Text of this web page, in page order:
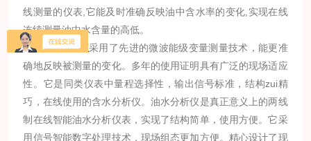
线测量的仪表,它能及时准确反映油中含水率的变化,实现在线
连续测量油中水含量的高低。
油中水分析仪采用了先进的微波能级变量测量技术，能更准
确地反映被测量的变化。多年的使用证明具有广泛的现场适应
性。 它是同类仪表中量程选择性，输出信号标准，结构zui精
巧，在线使用的含水分析仪。油水分析仪是真正意义上的两线
制在线智能油水分析仪表，实现了结构简单，使用方便。它采
用信号智能数字处理技术，现场组态更加方便。精心设计了现